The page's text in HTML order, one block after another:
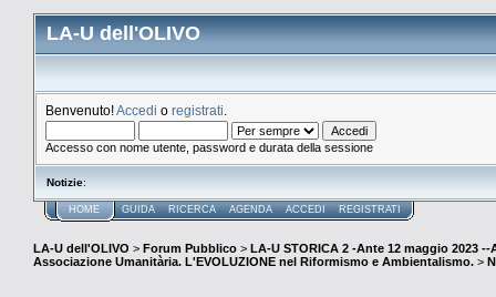
LA-U dell'OLIVO
Benvenuto!Accedi o registrati
Accesso con nome utente, password e durata della sessione
Notizie:
HOME GUIDA RICERCA AGENDA ACCEDI REGISTRATI
LA-U dell'OLIVO > Forum Pubblico > LA-U STORICA 2 -Ante 12 maggio 2023 --
Associazione Umanitària. L'EVOLUZIONE nel Riformismo e Ambientalismo. >